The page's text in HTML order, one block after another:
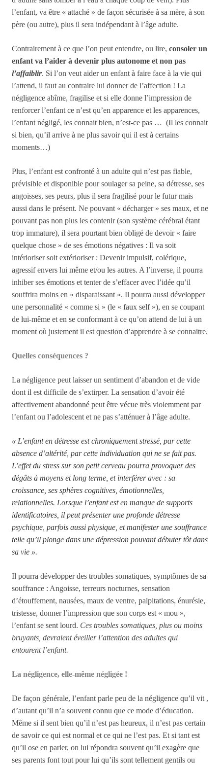
l’enfant, va être « attaché » de façon sécurisée à sa mère, à son
père (ou autre), plus il sera indépendant à l’âge adulte.
Contrairement à ce que l’on peut entendre, ou lire, consoler un
enfant va l’aider à devenir plus autonome et non pas
l’affaiblir. Si l’on veut aider un enfant à faire face à la vie qui
l’attend, il faut au contraire lui donner de l’affection ! La
négligence abîme, fragilise et si elle donne l’impression de
renforcer l’enfant ce n’est qu’en apparence et les apparences,
l’enfant négligé, les connait bien, n’est-ce pas … (Il les connait
si bien, qu’il arrive à ne plus savoir qui il est à certains
moments…)
Plus, l’enfant est confronté à un adulte qui n’est pas fiable,
prévisible et disponible pour soulager sa peine, sa détresse, ses
angoisses, ses peurs, plus il sera fragilisé pour le futur mais
aussi dans le présent. Ne pouvant « décharger » ses maux, et ne
pouvant pas non plus les contenir (son système cérébral étant
trop immature), il sera pourtant bien obligé de devoir « faire
quelque chose » de ses émotions négatives : Il va soit
intérioriser soit extérioriser : Devenir impulsif, colérique,
agressif envers lui même et/ou les autres. A l’inverse, il pourra
inhiber ses émotions et tenter de s’effacer avec l’idée qu’il
souffrira moins en « disparaissant ». Il pourra aussi développer
une personnalité « comme si » (le « faux self »), en se coupant
de lui-même et en se conformant à ce qu’on attend de lui à un
moment où justement il est question d’apprendre à se connaitre.
Quelles conséquences ?
La négligence peut laisser un sentiment d’abandon et de vide
dont il est difficile de s’extirper. La sensation d’avoir été
affectivement abandonné peut être vécue très violemment par
l’enfant ou l’adolescent et ne pas s’atténuer à l’âge adulte.
« L’enfant en détresse est chroniquement stressé, par cette
absence d’altérité, par cette individuation qui ne se fait pas.
L’effet du stress sur son petit cerveau pourra provoquer des
dégâts à moyens et long terme, et interférer avec : sa
croissance, ses sphères cognitives, émotionnelles,
relationnelles. Lorsque l’enfant est en manque de supports
identificatoires, il peut présenter une profonde détresse
psychique, parfois aussi physique, et manifester une souffrance
telle qu’il plonge dans une dépression pouvant débuter tôt dans
sa vie ».
Il pourra développer des troubles somatiques, symptômes de sa
souffrance : Angoisse, terreurs nocturnes, sensation
d’étouffement, nausées, maux de ventre, palpitations, énurésie,
tristesse, donner l’impression que son corps est « mou »,
l’enfant se sent lourd. Ces troubles somatiques, plus ou moins
bruyants, devraient éveiller l’attention des adultes qui
entourent l’enfant.
La négligence, elle-même négligée !
De façon générale, l’enfant parle peu de la négligence qu’il vit ,
d’autant qu’il n’a souvent connu que ce mode d’éducation.
Même si il sent bien qu’il n’est pas heureux, il n’est pas certain
de savoir ce qui est normal et ce qui ne l’est pas. Et si tant est
qu’il ose en parler, on lui répondra souvent qu’il exagère que
ses parents font tout pour lui qu’ils sont tellement gentils ou